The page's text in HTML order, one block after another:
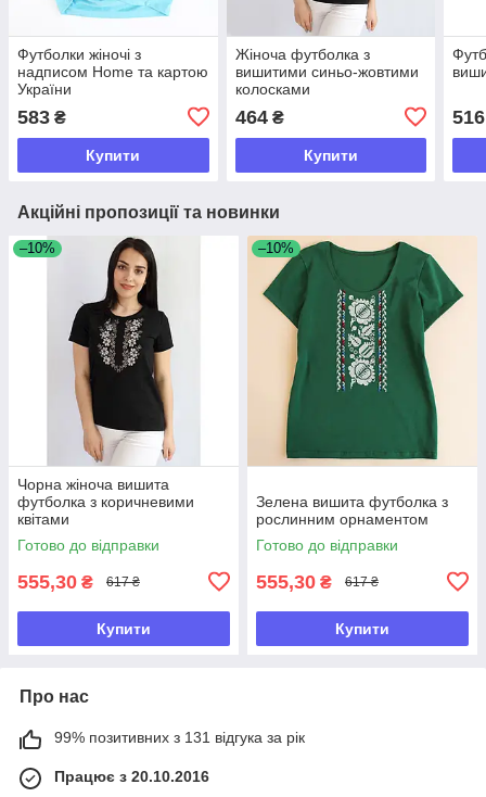
Футболки жіночі з
надписом Home та картою
України
583 ₴
Купити
Жіноча футболка з
вишитими синьо-жовтими
колосками
464₴
Купити
516
Акційні пропозиції та новинки
–10%
Чорна жіноча вишита
футболка з коричневими
квітами
Готово до відправки
555,30 ₴ 617 ₴
Купити
–10%
Зелена вишита футболка з
рослинним орнаментом
Готово до відправки
555,30 ₴ 617 ₴
Купити
Про нас
99% позитивних з 131 відгука за рік
Працює з 20.10.2016